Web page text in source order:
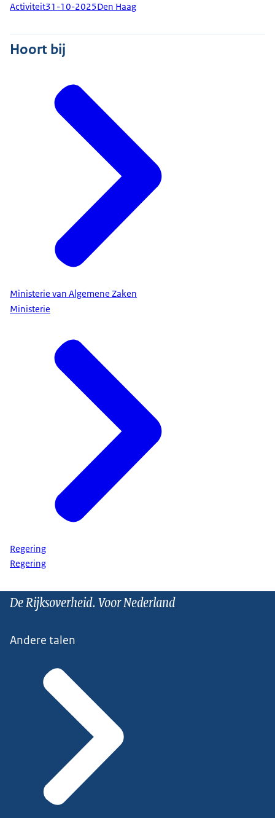
Activiteit31-10-2025Den Haag
Hoort bij
Ministerie van Algemene Zaken
Ministerie
Regering
Regering
De Rijksoverheid. Voor Nederland
Andere talen